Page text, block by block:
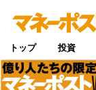
トップ 投資